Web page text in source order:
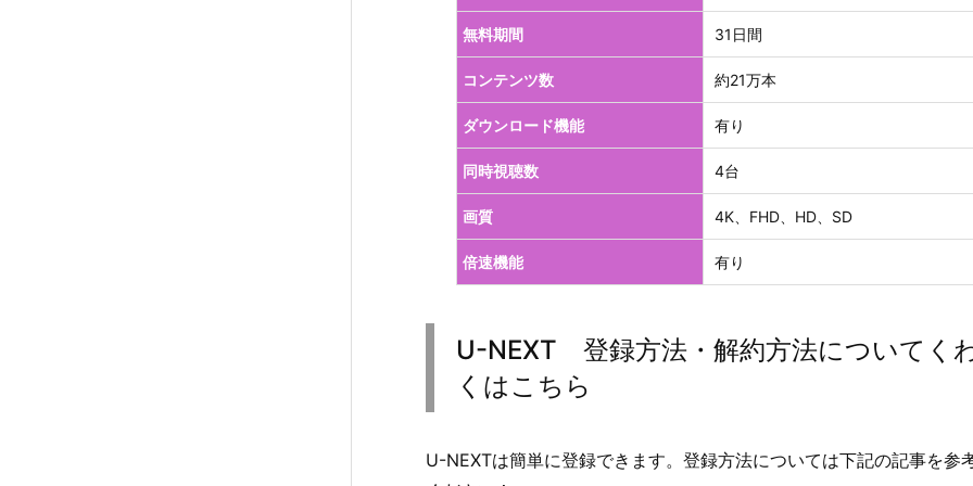
登
録
方
法・
解
約
方
法
に
つ
て
く
無料期間 31日間
コンテンツ数 約21万本
ダウンロード機能 有り
同時視聴数 4台
画質 4K、FHD、HD、SD
倍速機能 有り
U-NEXT 登録方法・解約方法についてく
くはこちら
U-NEXTは簡単に登録できます。登録方法については下記の記事を参